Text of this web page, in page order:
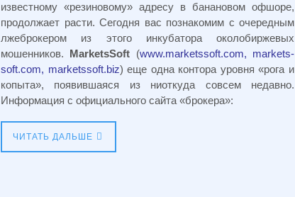
известному «резиновому» адресу в банановом офшоре,
продолжает расти. Сегодня вас познакомим с очередным
лжеброкером из этого инкубатора околобиржевых
мошенников. MarketsSoft (www.marketssoft.com, markets-
soft.com, marketssoft.biz) еще одна контора уровня «рога и
копыта», появившаяся из ниоткуда совсем недавно.
Информация с официального сайта «брокера»:
ЧИТАТЬ ДАЛЬШЕ